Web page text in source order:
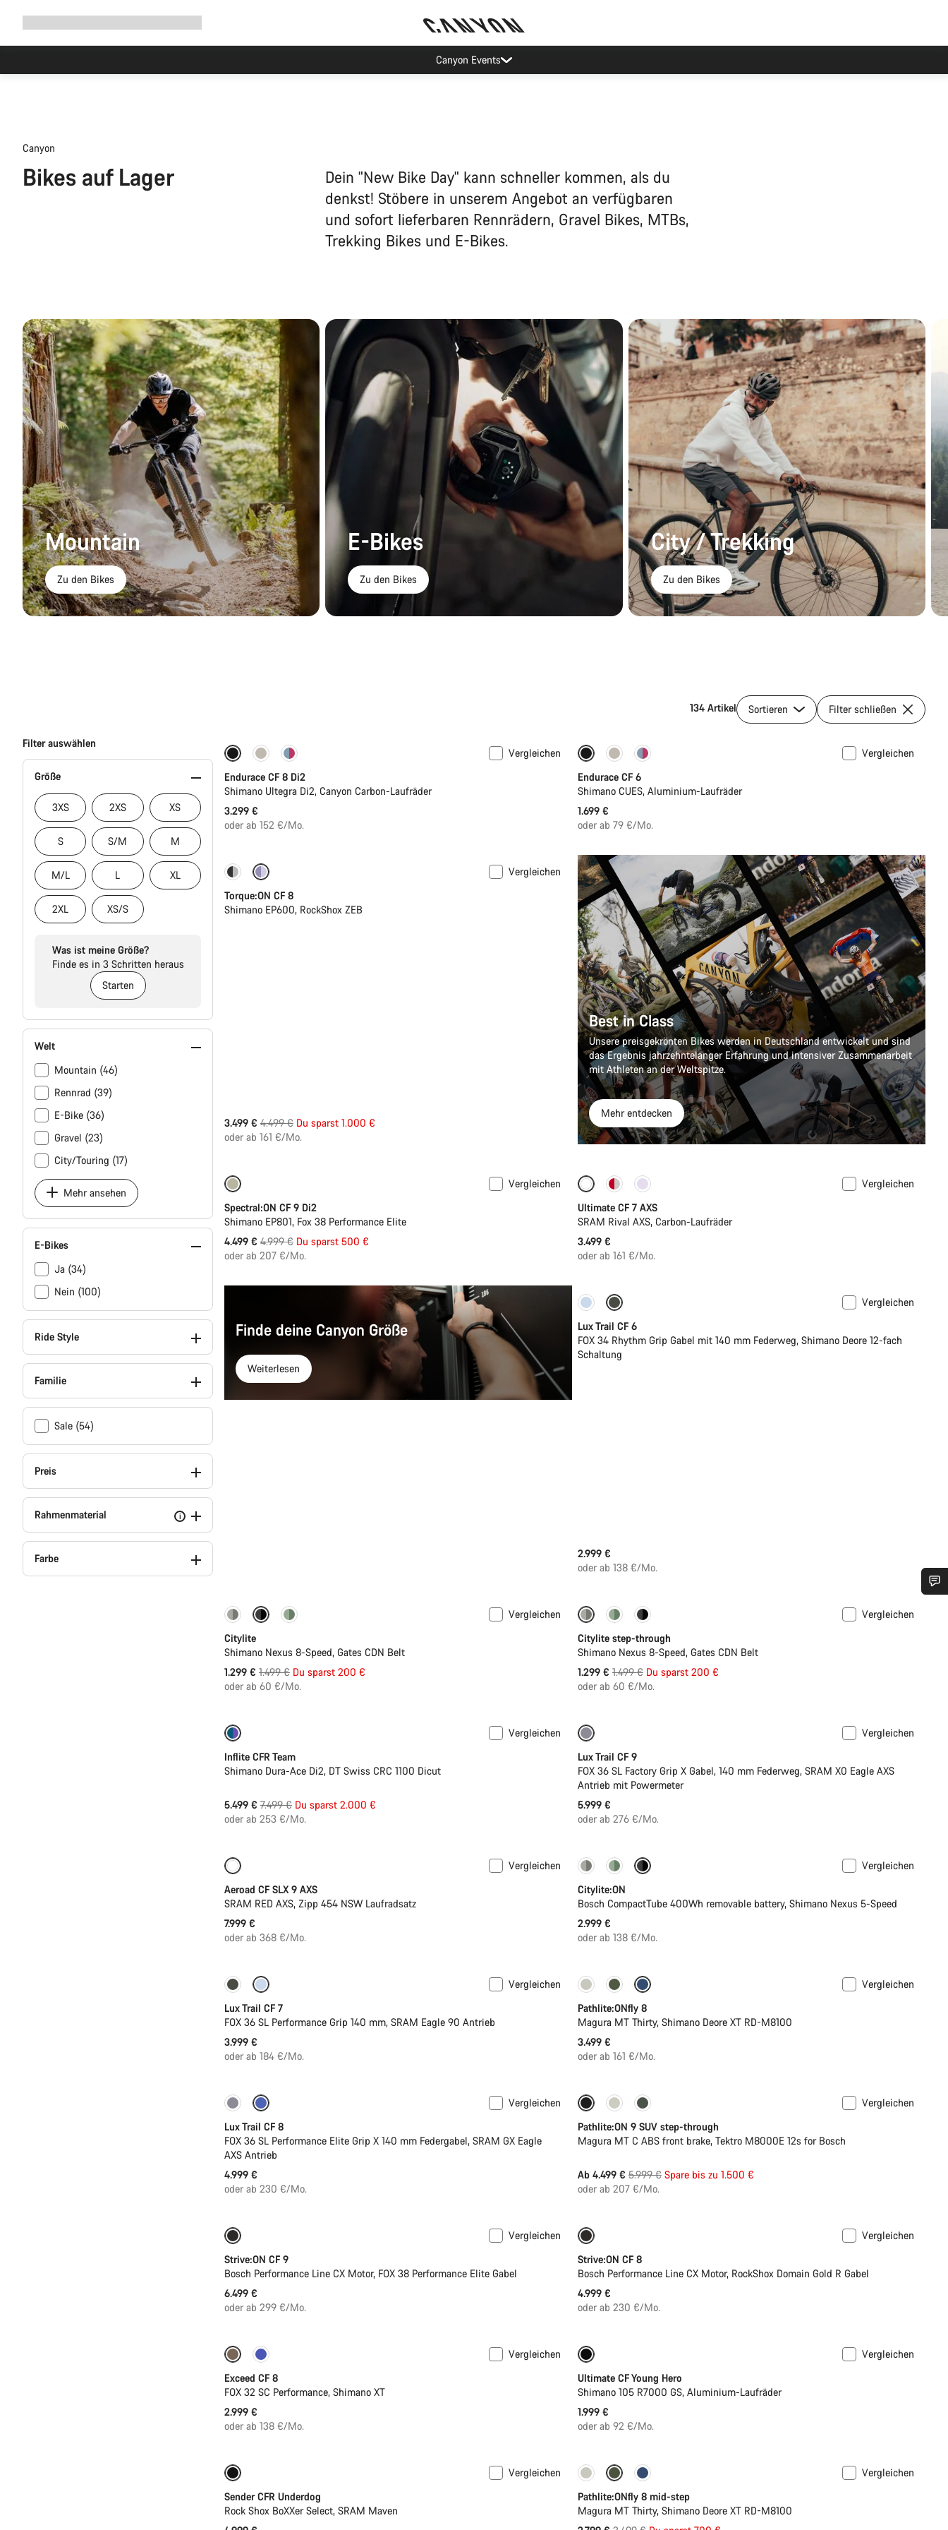
Lease a Bike Austria jetzt verfügbar
Canyon
Bikes auf Lager
Dein "New Bike Day" kann schneller kommen, als du
denkst! Stöbere in unserem Angebot an verfügbaren
und sofort lieferbaren Rennrädern, Gravel Bikes, MTBs,
Trekking Bikes und E-Bikes.
Mountain
Zu den Bikes
E-Bikes
Zu den Bikes
City / Trekking
Zu den Bikes
134 Artikel Sortieren Filter schließen
Filter auswählen
Größe
3XS 2XS XS
S S/M M
M/L L XL
2XL XS/S
Was ist meine Größe?
Finde es in 3 Schritten heraus
Starten
Welt
Mountain (46)
Rennrad (39)
E-Bike (36)
Gravel (23)
City/Touring (17)
Mehr ansehen
E-Bikes
Ja (34)
Nein (100)
Ride Style
Familie
Sale (54)
Preis
i
Rahmenmaterial
Farbe
Vergleichen
Endurace CF 8 Di2
Shimano Ultegra Di2, Canyon Carbon-Laufräder
3.299 €
oder ab 152 €/Mo.
Neu
Vergleichen
Endurace CF 6
Shimano CUES, Aluminium-Laufräder
1.699 €
oder ab 79 €/Mo.
-22%
Vergleichen
Torque:ON CF 8
Shimano EP600, RockShox ZEB
3.499 € Ursprungspreis
4.499 € Du sparst 1.000 €
oder ab 161 €/Mo.
Best in Class
Unsere preisgekrönten Bikes werden in Deutschland entwickelt und sind
das Ergebnis jahrzehntelanger Erfahrung und intensiver Zusammenarbeit
mit Athleten an der Weltspitze.
Mehr entdecken
Vergleichen
Spectral:ON CF 9 Di2
Shimano EP801, Fox 38 Performance Elite
4.499 € Ursprungspreis
4.999 € Du sparst 500 €
oder ab 207 €/Mo.
Vergleichen
Ultimate CF 7 AXS
SRAM Rival AXS, Carbon-Laufräder
3.499 €
oder ab 161 €/Mo.
Finde deine Canyon Größe
Weiterlesen
Neu
Vergleichen
Lux Trail CF 6
FOX 34 Rhythm Grip Gabel mit 140 mm Federweg, Shimano Deore 12-fach
Schaltung
2.999 €
oder ab 138 €/Mo.
-13% Neu
Vergleichen
Citylite
Shimano Nexus 8-Speed, Gates CDN Belt
1.299 € Ursprungspreis
1.499 € Du sparst 200 €
oder ab 60 €/Mo.
-13% Neu
Vergleichen
Citylite step-through
Shimano Nexus 8-Speed, Gates CDN Belt
1.299 € Ursprungspreis
1.499 € Du sparst 200 €
oder ab 60 €/Mo.
Vergleichen
Inflite CFR Team
Shimano Dura-Ace Di2, DT Swiss CRC 1100 Dicut
5.499 € Ursprungspreis
7.499 € Du sparst 2.000 €
oder ab 253 €/Mo.
Vergleichen
Lux Trail CF 9
FOX 36 SL Factory Grip X Gabel, 140 mm Federweg, SRAM X0 Eagle AXS
Antrieb mit Powermeter
5.999 €
oder ab 276 €/Mo.
Vergleichen
Aeroad CF SLX 9 AXS
SRAM RED AXS, Zipp 454 NSW Laufradsatz
7.999 €
oder ab 368 €/Mo.
Performance Line
Vergleichen
Citylite:ON
Bosch CompactTube 400Wh removable battery, Shimano Nexus 5-Speed
2.999 €
oder ab 138 €/Mo.
Neu
Vergleichen
Lux Trail CF 7
FOX 36 SL Performance Grip 140 mm, SRAM Eagle 90 Antrieb
3.999 €
oder ab 184 €/Mo.
Vergleichen
Pathlite:ONfly 8
Magura MT Thirty, Shimano Deore XT RD-M8100
3.499 €
oder ab 161 €/Mo.
Neu
Vergleichen
Lux Trail CF 8
FOX 36 SL Performance Elite Grip X 140 mm Federgabel, SRAM GX Eagle
AXS Antrieb
4.999 €
oder ab 230 €/Mo.
-25%
Vergleichen
Pathlite:ON 9 SUV step-through
Magura MT C ABS front brake, Tektro M8000E 12s for Bosch
Ab 4.499 € Ursprungspreis
5.999 € Spare bis zu 1.500 €
oder ab 207 €/Mo.
Vergleichen
Strive:ON CF 9
Bosch Performance Line CX Motor, FOX 38 Performance Elite Gabel
6.499 €
oder ab 299 €/Mo.
Vergleichen
Strive:ON CF 8
Bosch Performance Line CX Motor, RockShox Domain Gold R Gabel
4.999 €
oder ab 230 €/Mo.
Neu
Vergleichen
Exceed CF 8
FOX 32 SC Performance, Shimano XT
2.999 €
oder ab 138 €/Mo.
Vergleichen
Ultimate CF Young Hero
Shimano 105 R7000 GS, Aluminium-Laufräder
1.999 €
oder ab 92 €/Mo.
Vergleichen
Sender CFR Underdog
Rock Shox BoXXer Select, SRAM Maven
-20%
Vergleichen
Pathlite:ONfly 8 mid-step
Magura MT Thirty, Shimano Deore XT RD-M8100
Unsere Experten stehen dir jetzt im Chat zur Verfügung.